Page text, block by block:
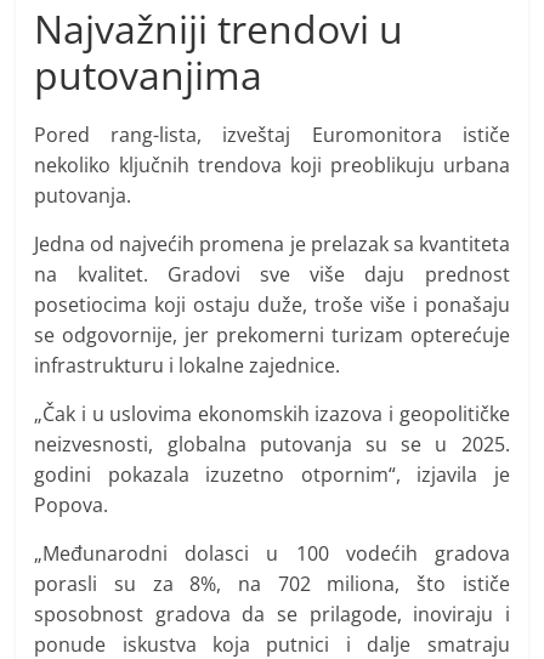
Najvažniji trendovi u
putovanjima
Pored rang-lista, izveštaj Euromonitora ističe
nekoliko ključnih trendova koji preoblikuju urbana
putovanja.
Jedna od najvećih promena je prelazak sa kvantiteta
na kvalitet. Gradovi sve više daju prednost
posetiocima koji ostaju duže, troše više i ponašaju
se odgovornije, jer prekomerni turizam opterećuje
infrastrukturu i lokalne zajednice.
„Čak i u uslovima ekonomskih izazova i geopolitičke
neizvesnosti, globalna putovanja su se u 2025.
godini pokazala izuzetno otpornim“, izjavila je
Popova.
„Međunarodni dolasci u 100 vodećih gradova
porasli su za 8%, na 702 miliona, što ističe
sposobnost gradova da se prilagode, inoviraju i
ponude iskustva koja putnici i dalje smatraju